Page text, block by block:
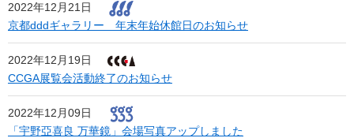
2022年12月21日
京都dddギャラリー 年末年始休館日のお知らせ
2022年12月19日
CCGA展覧会活動終了のお知らせ
2022年12月09日
「宇野亞喜良 万華鏡」会場写真アップしました